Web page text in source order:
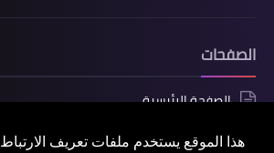
هذا الموقع يستخدم ملفات تعريف الارتباط
الصفحات
الصفحة الرئيسية